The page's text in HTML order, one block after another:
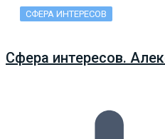
СФЕРА ИНТЕРЕСОВ
Сфера интересов.